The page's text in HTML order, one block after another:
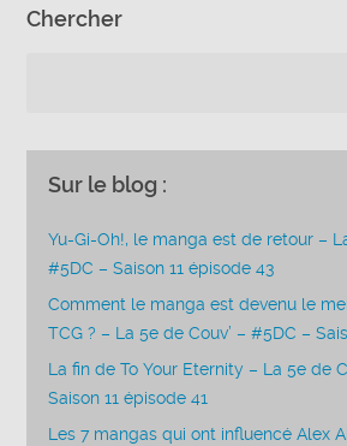
Chercher
Sur le blog :
Yu-Gi-Oh!, le manga est de retour –
#5DC – Saison 11 épisode 43
Comment le manga est devenu le
TCG ? – La 5e de Couv’ – #5DC –
La fin de To Your Eternity – La 5e de
Saison 11 épisode 41
Les 7 mangas qui ont influencé Alex